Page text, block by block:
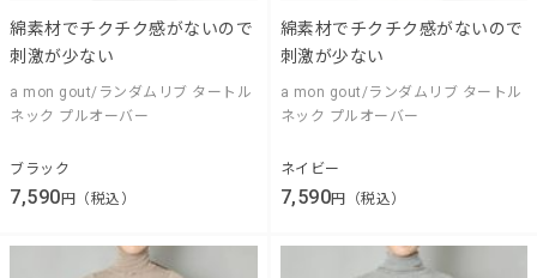
綿素材でチクチク感がないので
刺激が少ない
a mon gout/ランダムリブ タートル
ネック プルオーバー
ブラック
7,590円（税込）
綿素材でチクチク感がないので
刺激が少ない
a mon gout/ランダムリブ タートル
ネック プルオーバー
ネイビー
7,590円（税込）